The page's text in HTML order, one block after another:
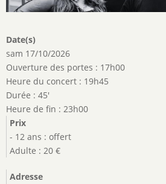
Date(s)
sam 17/10/2026
Ouverture des portes : 17h00
Heure du concert : 19h45
Durée : 45'
Heure de fin : 23h00
Prix
- 12 ans : offert
Adulte : 20 €
Adresse